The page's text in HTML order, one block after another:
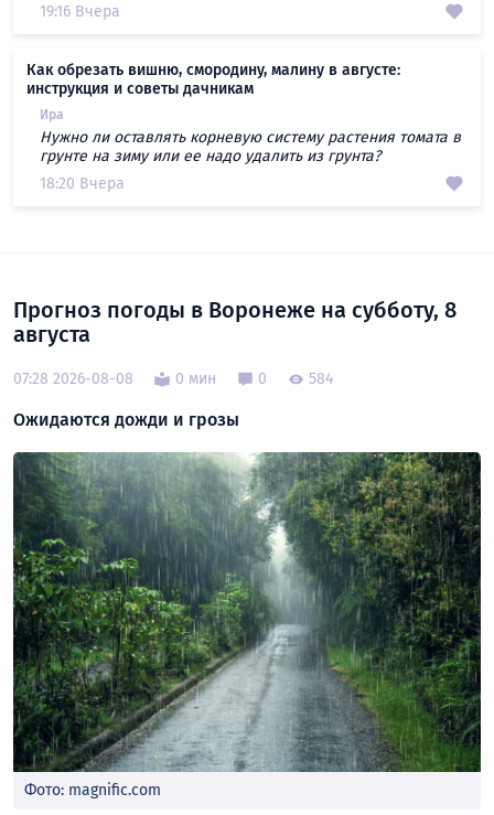
19:16 Вчера
Как обрезать вишню, смородину, малину в августе:
инструкция и советы дачникам
Ира
Нужно ли оставлять корневую систему растения томата в
грунте на зиму или ее надо удалить из грунта?
18:20 Вчера
Прогноз погоды в Воронеже на субботу, 8
августа
07:28 2026-08-08 0 мин 0 584
Ожидаются дожди и грозы
Фото: magnific.com